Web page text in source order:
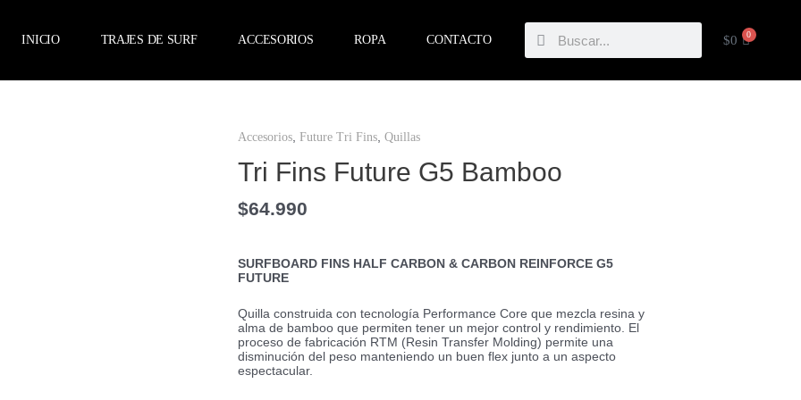
INICIO TRAJES DE SURF ACCESORIOS ROPA CONTACTO
BuscarBuscar
$0 0
Accesorios, Future Tri Fins, Quillas
Tri Fins Future G5 Bamboo
$64.990
SURFBOARD FINS HALF CARBON & CARBON REINFORCE G5
FUTURE
Quilla construida con tecnología Performance Core que mezcla resina y
alma de bamboo que permiten tener un mejor control y rendimiento. El
proceso de fabricación RTM (Resin Transfer Molding) permite una
disminución del peso manteniendo un buen flex junto a un aspecto
espectacular.
Tri
Future
G5
cantidad